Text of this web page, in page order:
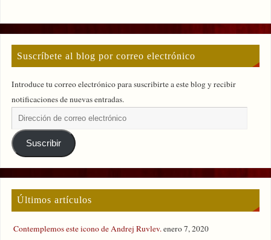
Suscríbete al blog por correo electrónico
Introduce tu correo electrónico para suscribirte a este blog y recibir
notificaciones de nuevas entradas.
Suscribir
Últimos artículos
Contemplemos este icono de Andrej Ruvlev.enero 7, 2020